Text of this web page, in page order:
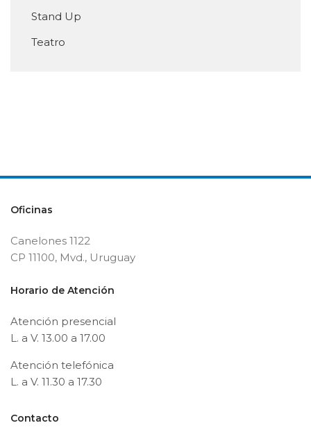
Stand Up
Teatro
Oficinas
Canelones 1122
CP 11100, Mvd., Uruguay
Horario de Atención
Atención presencial
L. a V. 13.00 a 17.00
Atención telefónica
L. a V. 11.30 a 17.30
Contacto